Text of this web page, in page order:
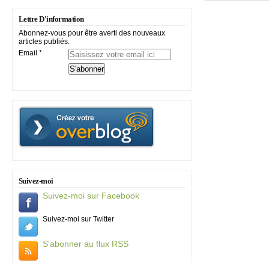
Lettre D'information
Abonnez-vous pour être averti des nouveaux
articles publiés.
Email
Suivez-moi
Suivez-moi sur Facebook
Suivez-moi sur Twitter
S'abonner au flux RSS